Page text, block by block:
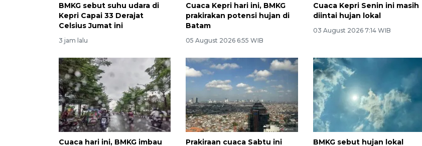
BMKG sebut suhu udara di
Kepri Capai 33 Derajat
Celsius Jumat ini
3 jam lalu
Cuaca Kepri hari ini, BMKG
prakirakan potensi hujan di
Batam
05 August 2026 6:55 WIB
Cuaca Kepri Senin ini masih
diintai hujan lokal
03 August 2026 7:14 WIB
Cuaca hari ini, BMKG imbau Prakiraan cuaca Sabtu ini BMKG sebut hujan lokal